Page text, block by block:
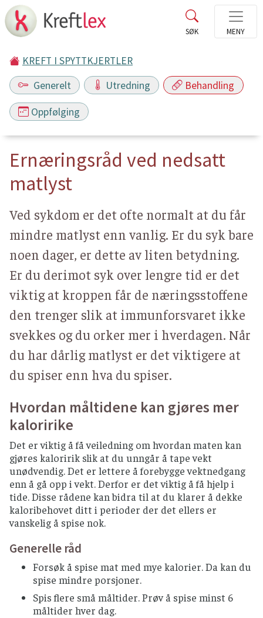
KREFT I SPYTTKJERTLER
Generelt
Utredning Behandling
Oppfølging
Ernæringsråd ved nedsatt
matlyst
Ved sykdom er det ofte normalt at du får
mindre matlyst enn vanlig. Er du syk bare
noen dager, er dette av liten betydning.
Er du derimot syk over lengre tid er det
viktig at kroppen får de næringsstoffene
den trenger slik at immunforsvaret ikke
svekkes og du orker mer i hverdagen. Når
du har dårlig matlyst er det viktigere at
du spiser enn hva du spiser.
Hvordan måltidene kan gjøres mer
kaloririke
Det er viktig å få veiledning om hvordan maten kan
gjøres kaloririk slik at du unngår å tape vekt
unødvendig. Det er lettere å forebygge vektnedgang
enn å gå opp i vekt. Derfor er det viktig å få hjelp i
tide. Disse rådene kan bidra til at du klarer å dekke
kaloribehovet ditt i perioder der det ellers er
vanskelig å spise nok.
Generelle råd
Forsøk å spise mat med mye kalorier. Da kan du
spise mindre porsjoner.
Spis flere små måltider. Prøv å spise minst 6
måltider hver dag.